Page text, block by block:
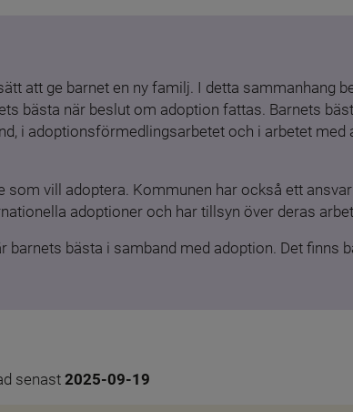
att ge barnet en ny familj. I detta sammanhang
bästa när beslut om adoption fattas. Barnets
i adoptionsförmedlingsarbetet och i arbetet
vill adoptera. Kommunen har också ett
adoptioner och har tillsyn över deras
bästa i samband med adoption. Det finns
senast 2025-09-19